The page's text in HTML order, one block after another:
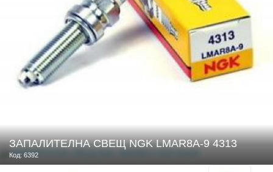
ЗАПАЛИТЕЛНА СВЕЩ NGK LMAR8A-9 4313
Код: 6392